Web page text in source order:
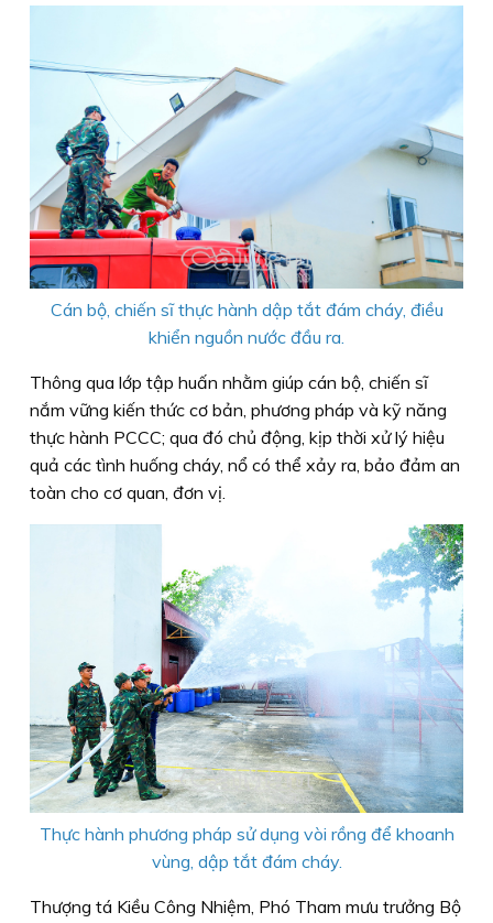
Cán bộ, chiến sĩ thực hành dập tắt đám cháy, điều
khiển nguồn nước đầu ra.
Thông qua lớp tập huấn nhằm giúp cán bộ, chiến sĩ
nắm vững kiến thức cơ bản, phương pháp và kỹ năng
thực hành PCCC; qua đó chủ động, kịp thời xử lý hiệu
quả các tình huống cháy, nổ có thể xảy ra, bảo đảm an
toàn cho cơ quan, đơn vị.
Thực hành phương pháp sử dụng vòi rồng để khoanh
vùng, dập tắt đám cháy.
Thượng tá Kiều Công Nhiệm, Phó Tham mưu trưởng Bộ